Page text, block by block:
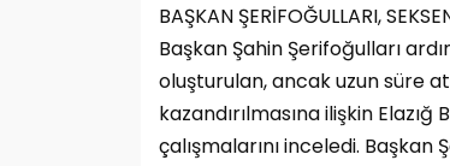
BAŞKAN ŞERİFOĞULLARI,
Başkan Şahin Şerifoğulları
oluşturulan, ancak uzun süre
kazandırılmasına ilişkin
çalışmalarını inceledi. Başkan